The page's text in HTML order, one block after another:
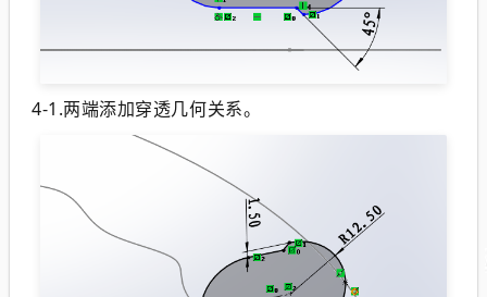
4-1.两端添加穿透几何关系。